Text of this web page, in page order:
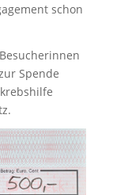
schon
Spende